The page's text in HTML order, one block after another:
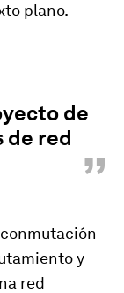
plano.
de
de red
”
y
red